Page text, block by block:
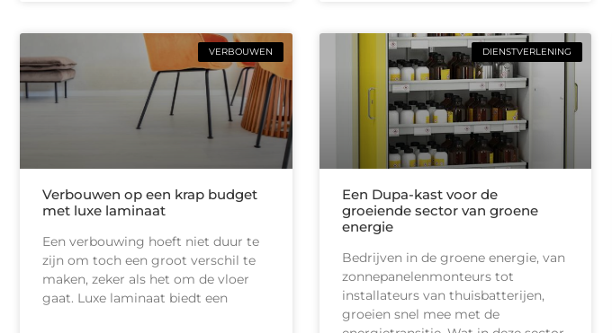
VERBOUWEN
Verbouwen op een krap budget
met luxe laminaat
Een verbouwing hoeft niet duur te
zijn om toch een groot verschil te
maken, zeker als het om de vloer
gaat. Luxe laminaat biedt een
DIENSTVERLENING
Een Dupa-kast voor de
groeiende sector van groene
energie
Bedrijven in de groene energie, van
zonnepanelenmonteurs tot
installateurs van thuisbatterijen,
groeien snel mee met de